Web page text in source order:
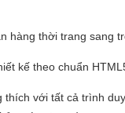
hàng thời trang sang
kế theo chuẩn
thích với tất cả trình